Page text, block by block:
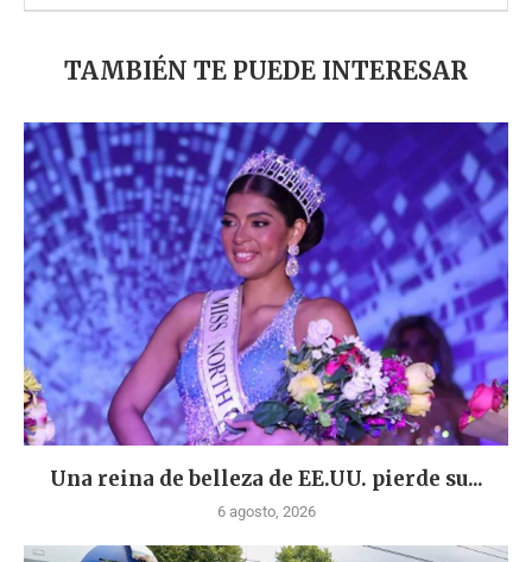
TAMBIÉN TE PUEDE INTERESAR
Una reina de belleza de EE.UU. pierde su...
6 agosto, 2026